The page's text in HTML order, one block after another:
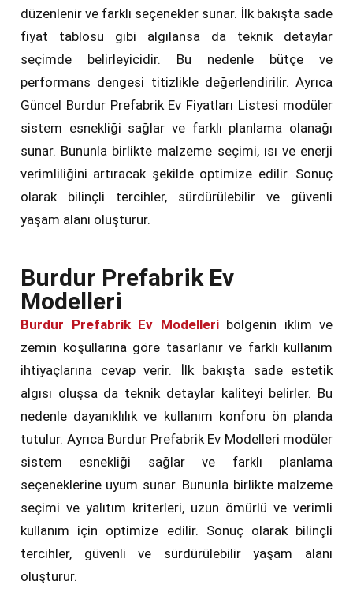
düzenlenir ve farklı seçenekler sunar. İlk bakışta sade
fiyat tablosu gibi algılansa da teknik detaylar
seçimde belirleyicidir. Bu nedenle bütçe ve
performans dengesi titizlikle değerlendirilir. Ayrıca
Güncel Burdur Prefabrik Ev Fiyatları Listesi modüler
sistem esnekliği sağlar ve farklı planlama olanağı
sunar. Bununla birlikte malzeme seçimi, ısı ve enerji
verimliliğini artıracak şekilde optimize edilir. Sonuç
olarak bilinçli tercihler, sürdürülebilir ve güvenli
yaşam alanı oluşturur.
Burdur Prefabrik Ev
Modelleri
Burdur Prefabrik Ev Modelleribölgenin iklim ve
zemin koşullarına göre tasarlanır ve farklı kullanım
ihtiyaçlarına cevap verir. İlk bakışta sade estetik
algısı oluşsa da teknik detaylar kaliteyi belirler. Bu
nedenle dayanıklılık ve kullanım konforu ön planda
tutulur. Ayrıca Burdur Prefabrik Ev Modelleri modüler
sistem esnekliği sağlar ve farklı planlama
seçeneklerine uyum sunar. Bununla birlikte malzeme
seçimi ve yalıtım kriterleri, uzun ömürlü ve verimli
kullanım için optimize edilir. Sonuç olarak bilinçli
tercihler, güvenli ve sürdürülebilir yaşam alanı
oluşturur.